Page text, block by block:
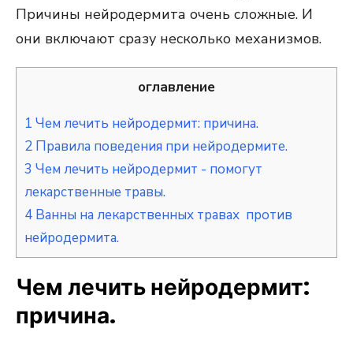
Причины нейродермита очень сложные. И
они включают сразу несколько механизмов.
оглавление
1 Чем лечить нейродермит: причина.
2 Правила поведения при нейродермите.
3 Чем лечить нейродермит - помогут
лекарственные травы.
4 Ванны на лекарственных травах против
нейродермита.
Чем лечить нейродермит:
причина.